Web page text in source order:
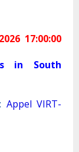
17:00:00
in South
Appel VIRT-